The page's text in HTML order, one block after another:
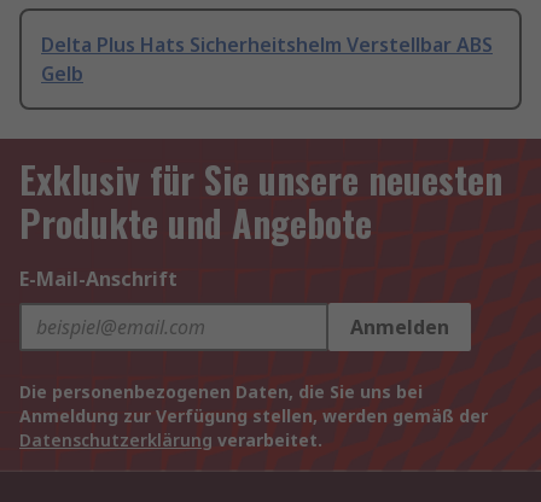
Delta Plus Hats Sicherheitshelm Verstellbar ABS
Gelb
Exklusiv für Sie unsere neuesten
Produkte und Angebote
E-Mail-Anschrift
Anmelden
Die personenbezogenen Daten, die Sie uns bei
Anmeldung zur Verfügung stellen, werden gemäß der
Datenschutzerklärung verarbeitet.